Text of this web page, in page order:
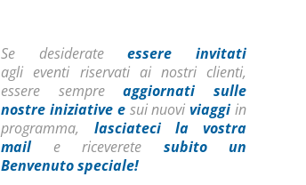
Se desiderateessere invitati
agli eventi riservati ai nostri clienti,
essere sempreaggiornati sulle
nostre iniziative esui nuoviviaggi in
programma, lasciateci la vostra
mail e riceverete subito un
Benvenuto speciale!